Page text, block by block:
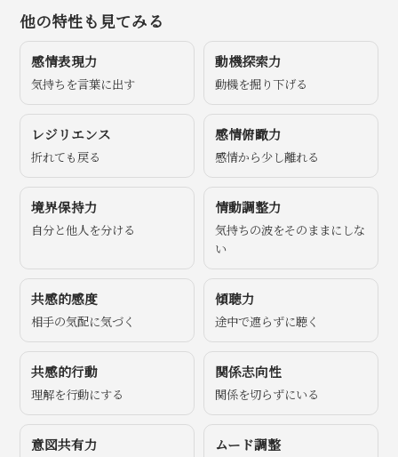
他の特性も見てみる
感情表現力
気持ちを言葉に出す
動機探索力
動機を掘り下げる
レジリエンス
折れても戻る
感情俯瞰力
感情から少し離れる
境界保持力
自分と他人を分ける
情動調整力
気持ちの波をそのままにしな
い
共感的感度
相手の気配に気づく
傾聴力
途中で遮らずに聴く
共感的行動
理解を行動にする
関係志向性
関係を切らずにいる
意図共有力 ムード調整